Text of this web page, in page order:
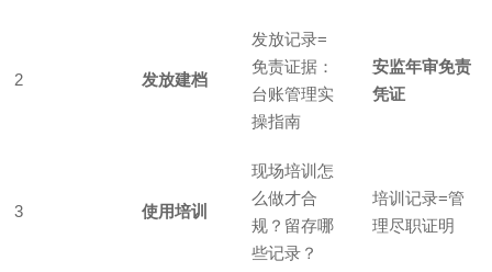
2 发放建档
发放记录=
免责证据：
台账管理实
操指南
安监年审免责
凭证
3 使用培训
现场培训怎
么做才合
规？留存哪
些记录？
培训记录=管
理尽职证明